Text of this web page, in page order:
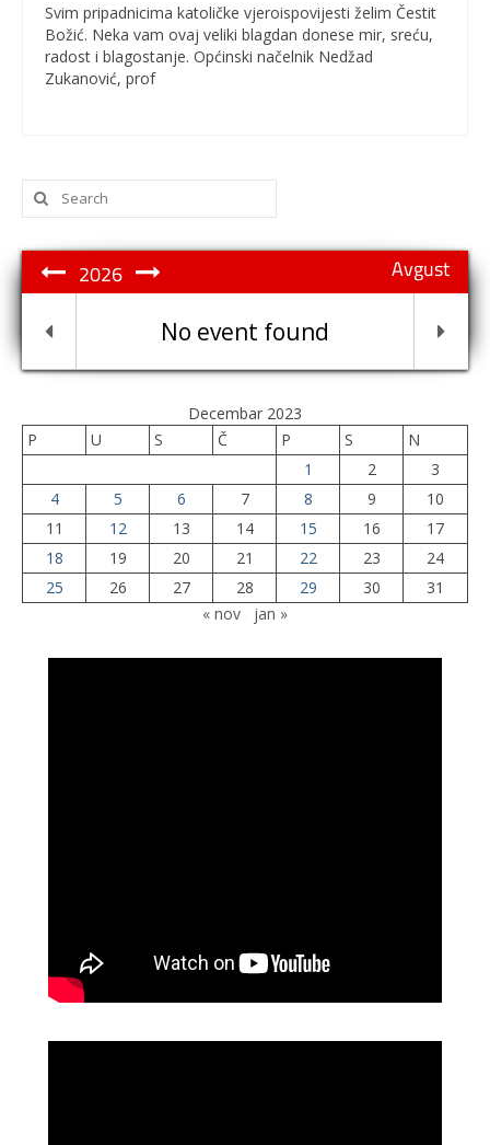
Svim pripadnicima katoličke vjeroispovijesti želim Čestit
Božić. Neka vam ovaj veliki blagdan donese mir, sreću,
radost i blagostanje. Općinski načelnik Nedžad
Zukanović, prof
Search
for:
Avgust
2026
No event found
Decembar 2023
P
U S Č P S
N
1
2
3
4
5 6 7 8 9
10
11
12 13 14 15 16
17
18
19 20 21 22 23
24
25
26 27 28 29 30
31
« nov
jan »